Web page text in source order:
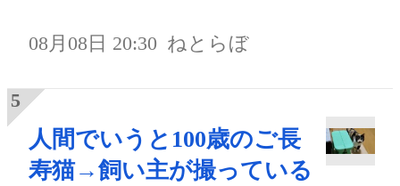
08月08日 20:30 ねとらぼ
人間でいうと100歳のご長
寿猫→飼い主が撮っている